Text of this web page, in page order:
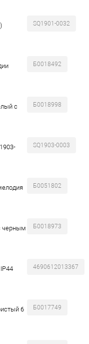
SQ1901-0032
Б0018492
с
Б0018998
SQ1903-0003
Б0051802
черным
Б0018973
4690612013367
6
Б0017749